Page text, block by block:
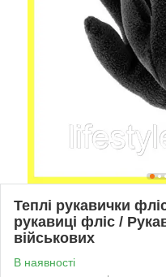
Теплі рукавички
рукавиці фліс /
військових
В наявності